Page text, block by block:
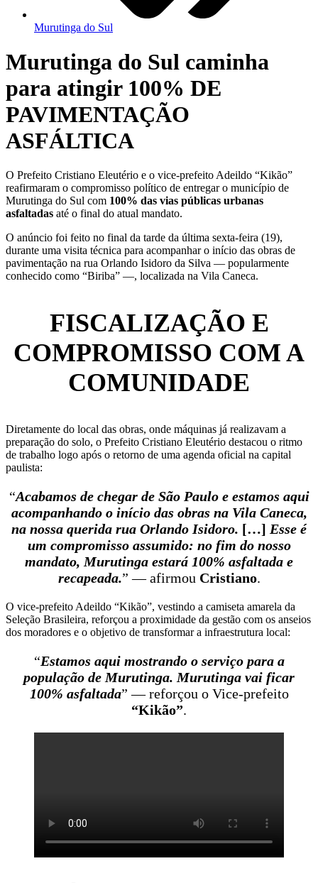
Murutinga do Sul
Murutinga do Sul caminha
para atingir 100% DE
PAVIMENTAÇÃO
ASFÁLTICA
O Prefeito Cristiano Eleutério e o vice-prefeito Adeildo “Kikão”
reafirmaram o compromisso político de entregar o município de
Murutinga do Sul com 100% das vias públicas urbanas
asfaltadas até o final do atual mandato.
O anúncio foi feito no final da tarde da última sexta-feira (19),
durante uma visita técnica para acompanhar o início das obras de
pavimentação na rua Orlando Isidoro da Silva — popularmente
conhecido como “Biriba” —, localizada na Vila Caneca.
FISCALIZAÇÃO E
COMPROMISSO COM A
COMUNIDADE
Diretamente do local das obras, onde máquinas já realizavam a
preparação do solo, o Prefeito Cristiano Eleutério destacou o ritmo
de trabalho logo após o retorno de uma agenda oficial na capital
paulista:
“Acabamos de chegar de São Paulo e estamos aqui
acompanhando o início das obras na Vila Caneca,
na nossa querida rua Orlando Isidoro. […] Esse é
um compromisso assumido: no fim do nosso
mandato, Murutinga estará 100% asfaltada e
recapeada.” — afirmou Cristiano.
O vice-prefeito Adeildo “Kikão”, vestindo a camiseta amarela da
Seleção Brasileira, reforçou a proximidade da gestão com os anseios
dos moradores e o objetivo de transformar a infraestrutura local:
“Estamos aqui mostrando o serviço para a
população de Murutinga. Murutinga vai ficar
100% asfaltada” — reforçou o Vice-prefeito
“Kikão”.